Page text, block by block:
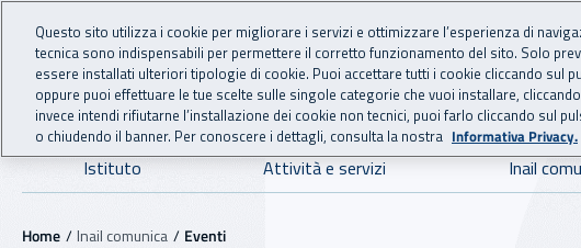
Vai al menu principale
Vai al contenuto principale
INAIL - Istituto Nazionale
Navigazione principale
Istituto Attività e servizi Inail
Navigazione - Ti trovi in:
Home Inail comunica Eventi
Questo sito utilizza i cookie per migliorare i servizi e ottimizzare l’esperienza di
tecnica sono indispensabili per permettere il corretto funzionamento del sito. Solo
essere installati ulteriori tipologie di cookie. Puoi accettare tutti i cookie cliccando sul
oppure puoi effettuare le tue scelte sulle singole categorie che vuoi installare, cliccando
invece intendi rifiutarne l’installazione dei cookie non tecnici, puoi farlo cliccando sul
o chiudendo il banner. Per conoscere i dettagli, consulta la nostra Informativa Privacy.